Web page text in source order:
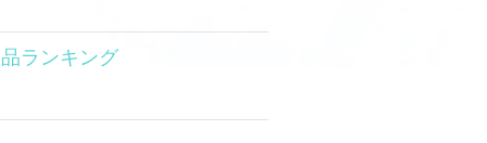
ランキング